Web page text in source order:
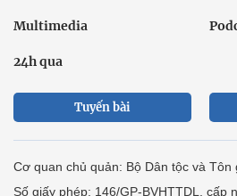
Multimedia
24h qua
Tuyến bài
Cơ quan chủ quản: Bộ Dân tộc và Tôn
Số giấy phép: 146/GP-BVHTTDL, cấp